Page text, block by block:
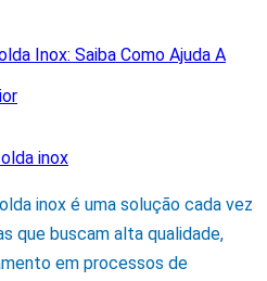
Inox: Saiba Como Ajuda A
inox é uma solução cada vez
que buscam alta qualidade,
em processos de